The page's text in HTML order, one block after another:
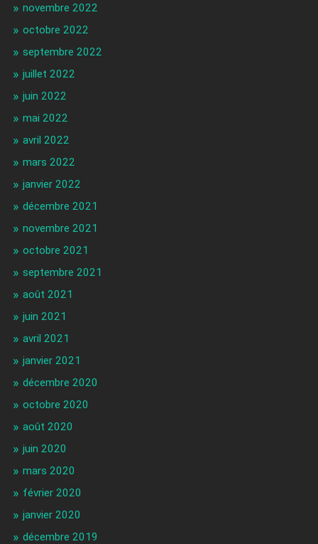
novembre 2022
octobre 2022
septembre 2022
juillet 2022
juin 2022
mai 2022
avril 2022
mars 2022
janvier 2022
décembre 2021
novembre 2021
octobre 2021
septembre 2021
août 2021
juin 2021
avril 2021
janvier 2021
décembre 2020
octobre 2020
août 2020
juin 2020
mars 2020
février 2020
janvier 2020
décembre 2019